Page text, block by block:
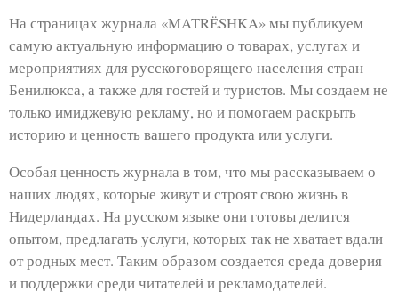
На страницах журнала «MATRЁSHKA» мы публикуем
самую актуальную информацию о товарах, услугах и
мероприятиях для русскоговорящего населения стран
Бенилюкса, а также для гостей и туристов. Мы создаем не
только имиджевую рекламу, но и помогаем раскрыть
историю и ценность вашего продукта или услуги.
Особая ценность журнала в том, что мы рассказываем о
наших людях, которые живут и строят свою жизнь в
Нидерландах. На русском языке они готовы делится
опытом, предлагать услуги, которых так не хватает вдали
от родных мест. Таким образом создается среда доверия
и поддержки среди читателей и рекламодателей.